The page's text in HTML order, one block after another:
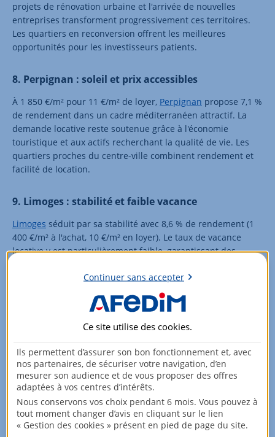
projets de rénovation urbaine et l'arrivée de nouvelles
entreprises transforment progressivement ces territoires.
Les quartiers en reconversion offrent les meilleures
opportunités pour les investisseurs patients.
8. Perpignan : soleil et prix accessibles
À 1 850 €/m² pour 11 €/m² de loyer, Perpignan propose 7,1 %
de rendement dans un cadre méditerranéen attractif. La
demande locative reste soutenue grâce à l'économie
touristique et aux actifs recherchant la qualité de vie. Les
quartiers proches du centre-ville combinent rendement et
facilité de location.
9. Limoges : stabilité et faible vacance
Limoges séduit par sa stabilité avec 8,6 % de rendement (1
400 €/m² à l'achat, 10 €/m² en loyer). Le taux de vacance
locative y est particulièrement faible, garantissant des
recherchant la sécurité plutôt que la spéculation.
10. Paris (petites surfaces) : moins de rendement,
plus de sécurité
Les studios à Paris
affichent un rendement modeste de 3,7
% (9 800 €/m² à l'achat, 30 €/m² en loyer), mais offrent
liquidité exceptionnelle et sécurité patrimoniale. Ces petites
surfaces s'arrachent rapidement et conservent leur valeur
même en période de crise. Un placement refuge pour
investisseurs averses au risque.
Continuer sans accepter
Ce site utilise des cookies.
Ils permettent d’assurer son bon fonctionnement et, avec
nos partenaires, de sécuriser votre navigation, d’en
mesurer son audience et de vous proposer des offres
adaptées à vos centres d’intérêts.
Nous conservons vos choix pendant 6 mois. Vous pouvez à
tout moment changer d’avis en cliquant sur le lien
« Gestion des cookies » présent en pied de page du site.